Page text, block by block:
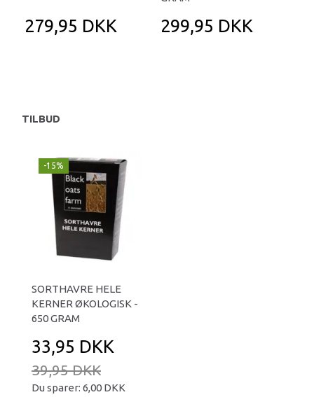
279,95 DKK 299,95 DKK
TILBUD
-15%
SORTHAVRE HELE
KERNER ØKOLOGISK -
650 GRAM
33,95 DKK
39,95 DKK
Du sparer: 6,00 DKK